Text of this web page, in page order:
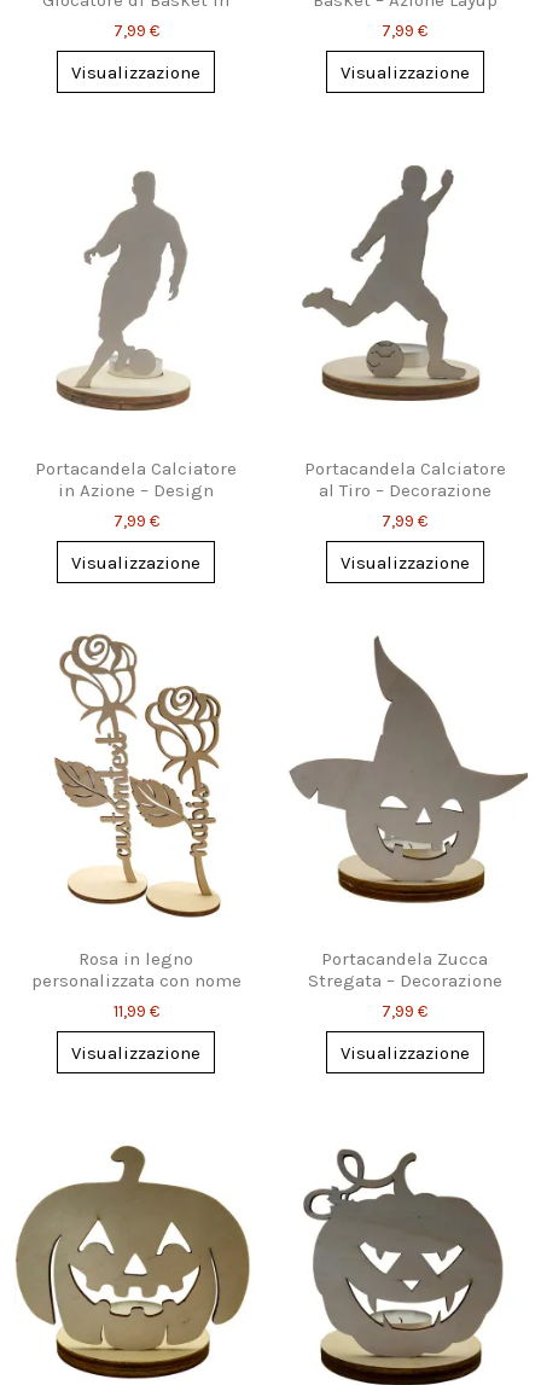
Palleggio
7,99 €
Visualizzazione
Dinamica
7,99 €
Visualizzazione
Portacandela Calciatore
in Azione – Design
Sportivo Moderno
7,99 €
Visualizzazione
Portacandela Calciatore
al Tiro – Decorazione
Sportiva Unica
7,99 €
Visualizzazione
Rosa in legno
personalizzata con nome
inciso
11,99 €
Visualizzazione
Portacandela Zucca
Stregata – Decorazione
Halloween Originale
7,99 €
Visualizzazione